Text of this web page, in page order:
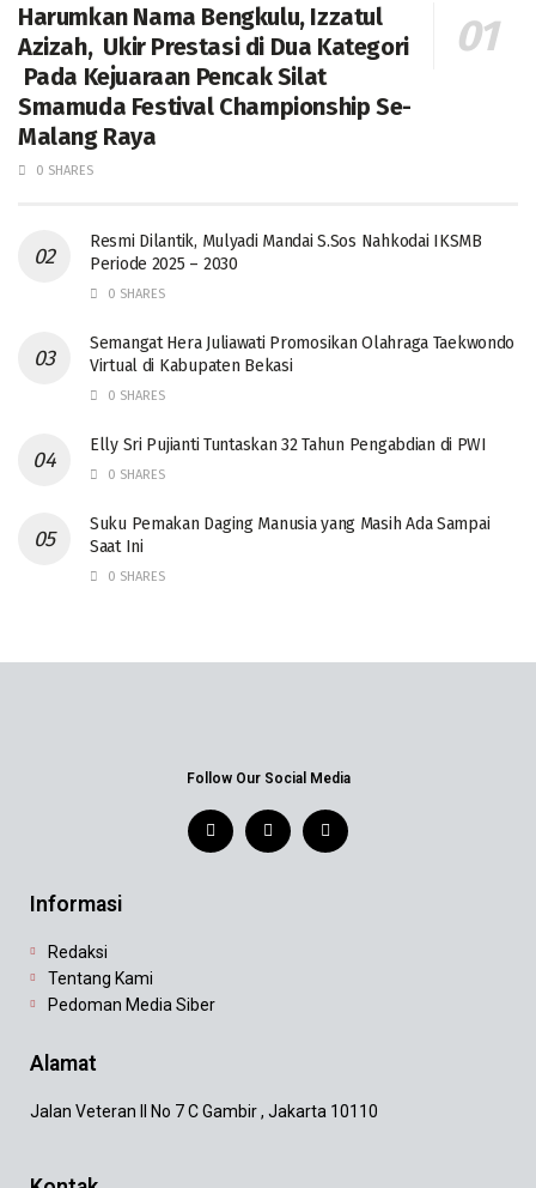
Harumkan Nama Bengkulu, Izzatul
Azizah, Ukir Prestasi di Dua Kategori
Pada Kejuaraan Pencak Silat
Smamuda Festival Championship Se-
Malang Raya
0 SHARES
Resmi Dilantik, Mulyadi Mandai S.Sos Nahkodai IKSMB
Periode 2025 – 2030
0 SHARES
Semangat Hera Juliawati Promosikan Olahraga Taekwondo
Virtual di Kabupaten Bekasi
0 SHARES
Elly Sri Pujianti Tuntaskan 32 Tahun Pengabdian di PWI
0 SHARES
‎Suku Pemakan Daging Manusia yang Masih Ada Sampai
Saat Ini
0 SHARES
Follow Our Social Media
Informasi
Redaksi
Tentang Kami
Pedoman Media Siber
Alamat
Jalan Veteran II No 7 C Gambir , Jakarta 10110